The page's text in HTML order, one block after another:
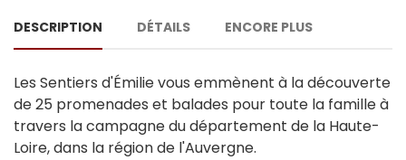
DESCRIPTION DÉTAILS ENCORE PLUS
Les Sentiers d'Émilie vous emmènent à la découverte
de 25 promenades et balades pour toute la famille à
travers la campagne du département de la Haute-
Loire, dans la région de l'Auvergne.